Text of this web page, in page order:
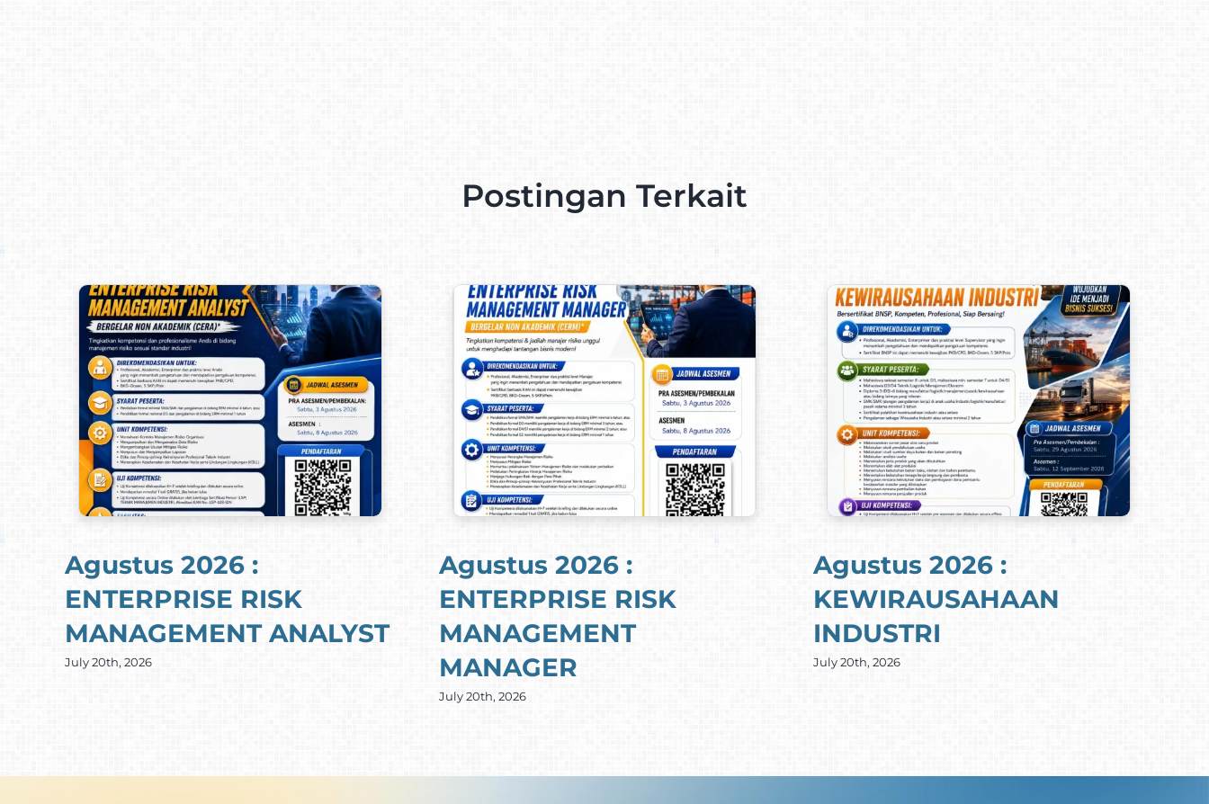
Postingan Terkait
Agustus 2026 :
ENTERPRISE RISK
MANAGEMENT ANALYST
July 20th, 2026
Agustus 2026 :
ENTERPRISE RISK
MANAGEMENT
MANAGER
July 20th, 2026
Agustus 2026 :
KEWIRAUSAHAAN
INDUSTRI
July 20th, 2026